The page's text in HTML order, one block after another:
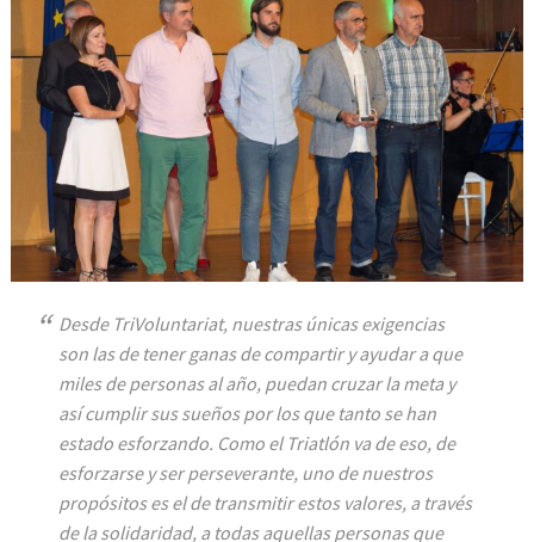
Desde TriVoluntariat, nuestras únicas exigencias
son las de tener ganas de compartir y ayudar a que
miles de personas al año, puedan cruzar la meta y
así cumplir sus sueños por los que tanto se han
estado esforzando. Como el Triatlón va de eso, de
esforzarse y ser perseverante, uno de nuestros
propósitos es el de transmitir estos valores, a través
de la solidaridad, a todas aquellas personas que